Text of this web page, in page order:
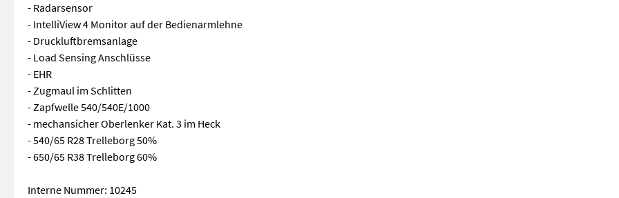
- Radarsensor
- IntelliView 4 Monitor auf der Bedienarmlehne
- Druckluftbremsanlage
- Load Sensing Anschlüsse
- EHR
- Zugmaul im Schlitten
- Zapfwelle 540/540E/1000
- mechansicher Oberlenker Kat. 3 im Heck
- 540/65 R28 Trelleborg 50%
- 650/65 R38 Trelleborg 60%
Interne Nummer: 10245